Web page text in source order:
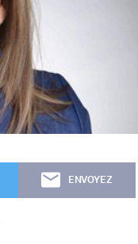
ENVOYEZ